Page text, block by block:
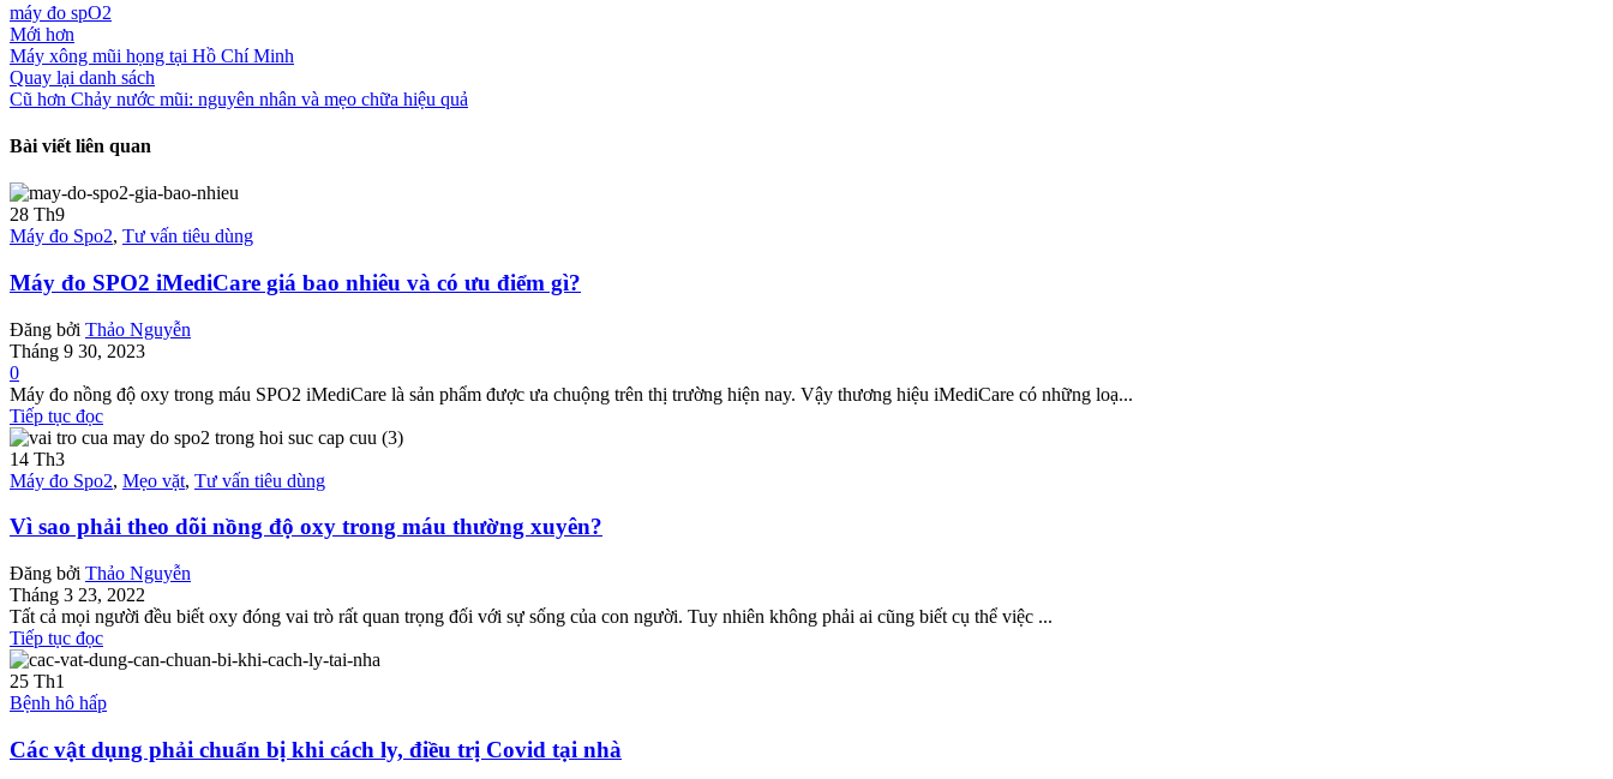
máy đo spO2
Mới hơn
Máy xông mũi họng tại Hồ Chí Minh
Quay lại danh sách
Cũ hơn Chảy nước mũi: nguyên nhân và mẹo chữa hiệu quả
Bài viết liên quan
28 Th9
Máy đo Spo2, Tư vấn tiêu dùng
Máy đo SPO2 iMediCare giá bao nhiêu và có ưu điểm gì?
Đăng bởi Thảo Nguyễn
Tháng 9 30, 2023
0
Máy đo nồng độ oxy trong máu SPO2 iMediCare là sản phẩm được ưa chuộng trên thị trường hiện nay. Vậy thương hiệu iMediCare có những loạ...
Tiếp tục đọc
14 Th3
Máy đo Spo2, Mẹo vặt, Tư vấn tiêu dùng
Vì sao phải theo dõi nồng độ oxy trong máu thường xuyên?
Đăng bởi Thảo Nguyễn
Tháng 3 23, 2022
Tất cả mọi người đều biết oxy đóng vai trò rất quan trọng đối với sự sống của con người. Tuy nhiên không phải ai cũng biết cụ thể việc ...
Tiếp tục đọc
25 Th1
Bệnh hô hấp
Các vật dụng phải chuẩn bị khi cách ly, điều trị Covid tại nhà